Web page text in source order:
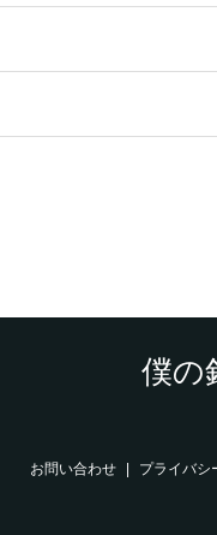
僕の
お問い合わせ プライバシ